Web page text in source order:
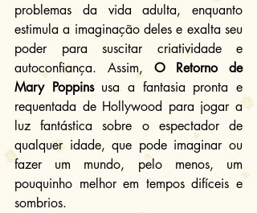
problemas da vida adulta, enquanto
estimula a imaginação deles e exalta seu
poder para suscitar criatividade e
autoconfiança. Assim, O Retorno de
Mary Poppins usa a fantasia pronta e
requentada de Hollywood para jogar a
luz fantástica sobre o espectador de
qualquer idade, que pode imaginar ou
fazer um mundo, pelo menos, um
pouquinho melhor em tempos difíceis e
sombrios.